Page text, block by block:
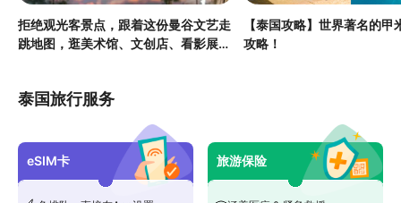
拒绝观光客景点，跟着这份曼谷文艺走
跳地图，逛美术馆、文创店、看影展，
【泰国攻略】世界著名的甲
攻略！
泰国旅行服务
eSIM卡 旅游保险